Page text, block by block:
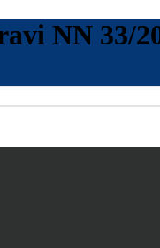
NN 33/